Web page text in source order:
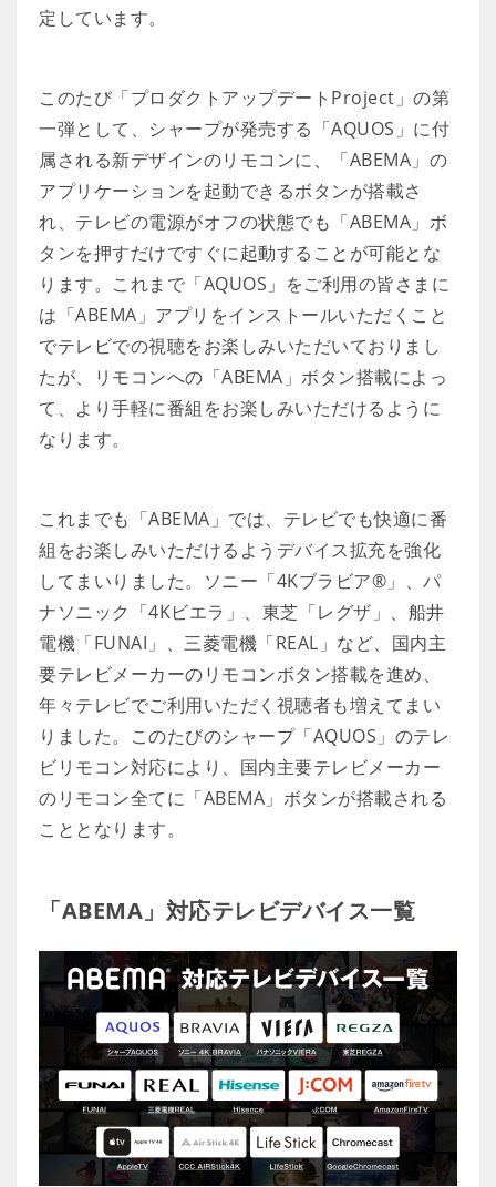
定しています。
このたび「プロダクトアップデートProject」の第
一弾として、シャープが発売する「AQUOS」に付
属される新デザインのリモコンに、「ABEMA」の
アプリケーションを起動できるボタンが搭載さ
れ、テレビの電源がオフの状態でも「ABEMA」ボ
タンを押すだけですぐに起動することが可能とな
ります。これまで「AQUOS」をご利用の皆さまに
は「ABEMA」アプリをインストールいただくこと
でテレビでの視聴をお楽しみいただいておりまし
たが、リモコンへの「ABEMA」ボタン搭載によっ
て、より手軽に番組をお楽しみいただけるように
なります。
これまでも「ABEMA」では、テレビでも快適に番
組をお楽しみいただけるようデバイス拡充を強化
してまいりました。ソニー「4Kブラビア®」、パ
ナソニック「4Kビエラ」、東芝「レグザ」、船井
電機「FUNAI」、三菱電機「REAL」など、国内主
要テレビメーカーのリモコンボタン搭載を進め、
年々テレビでご利用いただく視聴者も増えてまい
りました。このたびのシャープ「AQUOS」のテレ
ビリモコン対応により、国内主要テレビメーカー
のリモコン全てに「ABEMA」ボタンが搭載される
こととなります。
「ABEMA」対応テレビデバイス一覧